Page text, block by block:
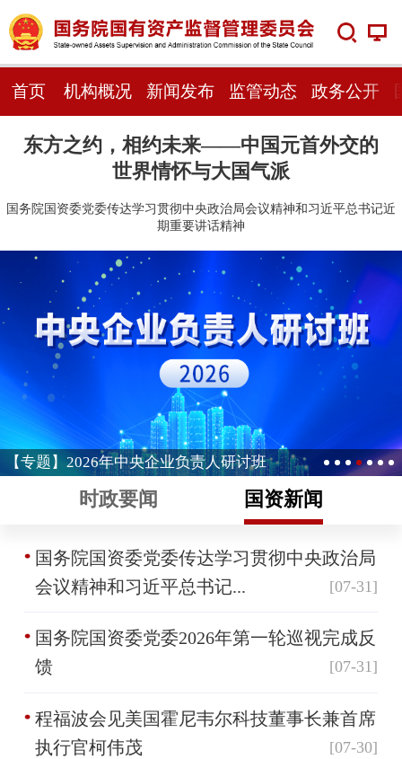
首页 机构概况 新闻发布 监管动态 政务公开
东方之约，相约未来——中国元首外交的
世界情怀与大国气派
国务院国资委党委传达学习贯彻中央政治局会议精神和习近平总书记近
期重要讲话精神
【专题】2026年中央企业负责人研讨班
时政要闻 国资新闻
国务院国资委党委传达学习贯彻中央政治局
会议精神和习近平总书记...
[07-31]
国务院国资委党委2026年第一轮巡视完成反
馈
[07-31]
程福波会见美国霍尼韦尔科技董事长兼首席
执行官柯伟茂
[07-30]